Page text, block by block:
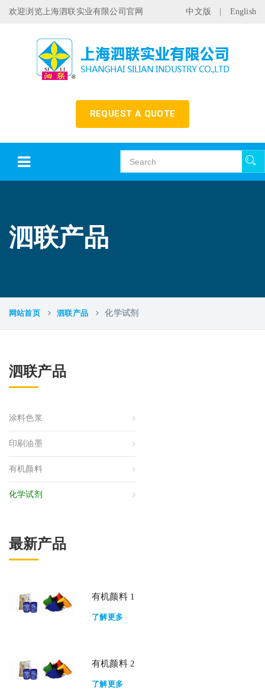
欢迎浏览上海泗联实业有限公司官网 中文版 English
REQUEST A QUOTE
泗联产品
网站首页 泗联产品 化学试剂
泗联产品
涂料色浆
印刷油墨
有机颜料
化学试剂
最新产品
有机颜料 1
了解更多
有机颜料 2
了解更多